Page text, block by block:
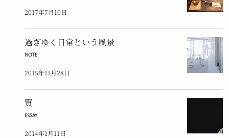
2017年7月10日
過ぎゆく日常という風景
NOTE
2015年11月28日
賢
ESSAY
2014年1月11日